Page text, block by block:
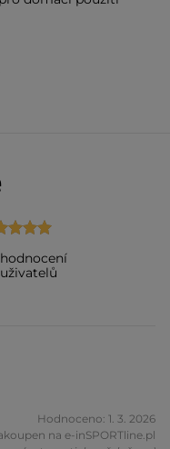
hodnocení
uživatelů
Hodnoceno: 1. 3. 2026
na e-inSPORTline.pl